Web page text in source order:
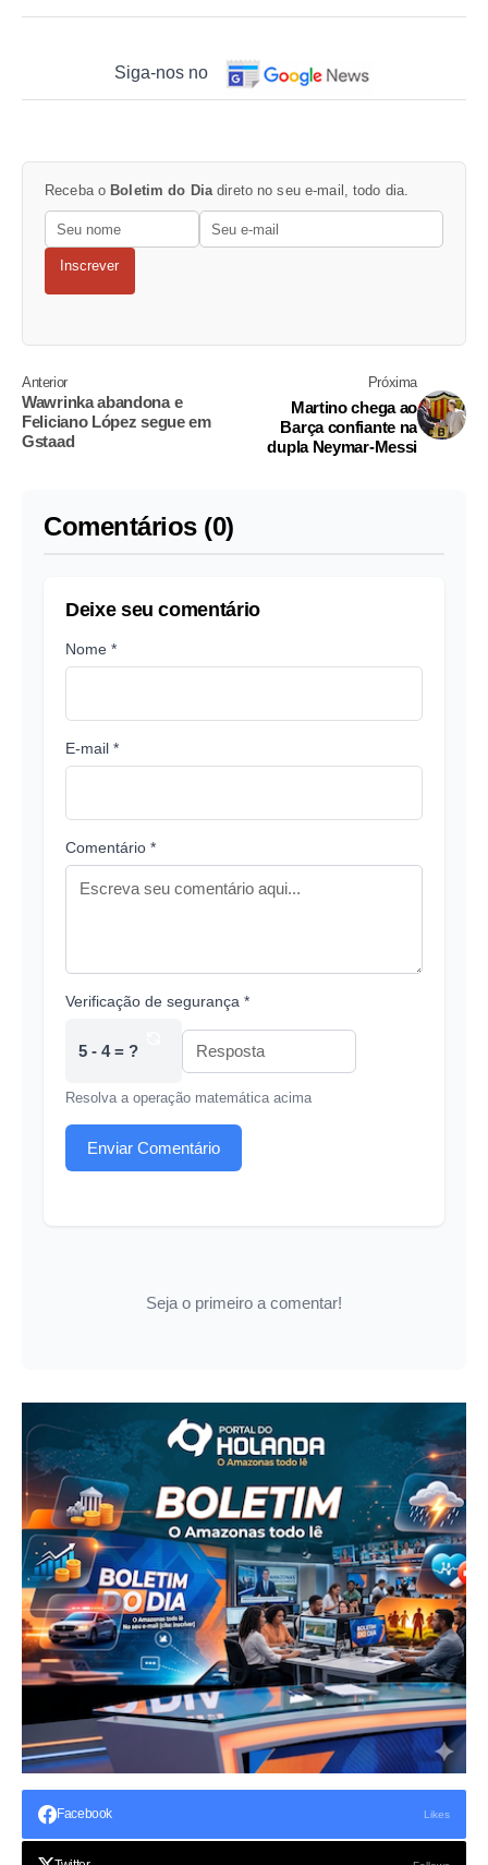
Siga-nos no
Receba o Boletim do Dia direto no seu e-mail, todo dia.
Inscrever
Anterior
Wawrinka abandona e
Feliciano López segue em
Gstaad
Próxima
Martino chega ao
Barça confiante na
dupla Neymar-Messi
Comentários (0)
Deixe seu comentário
Nome *
E-mail *
Comentário *
Verificação de segurança *
5 - 4 = ?
Resolva a operação matemática acima
Enviar Comentário
Seja o primeiro a comentar!
Facebook Likes